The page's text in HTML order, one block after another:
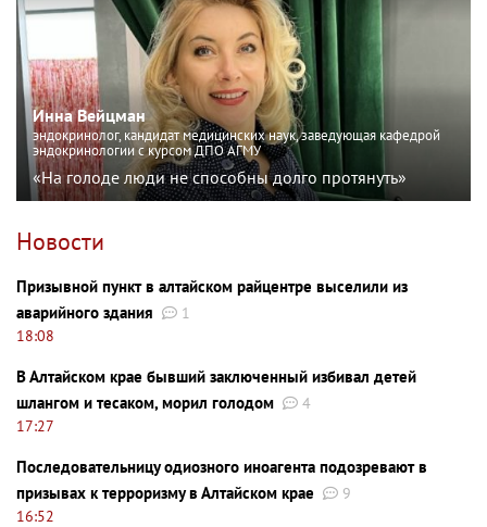
Инна Вейцман
эндокринолог, кандидат медицинских наук, заведующая кафедрой
эндокринологии с курсом ДПО АГМУ
«На голоде люди не способны долго протянуть»
Новости
Призывной пункт в алтайском райцентре выселили из
аварийного здания
1
18:08
В Алтайском крае бывший заключенный избивал детей
шлангом и тесаком, морил голодом
4
17:27
Последовательницу одиозного иноагента подозревают в
призывах к терроризму в Алтайском крае
9
16:52